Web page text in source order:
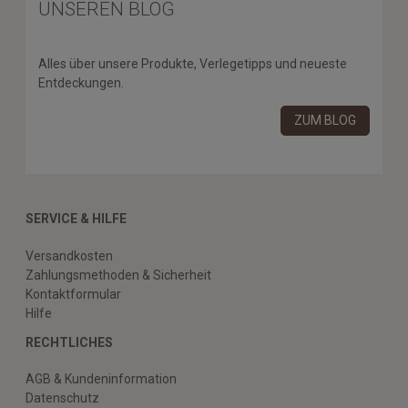
UNSEREN BLOG
Alles über unsere Produkte, Verlegetipps und neueste
Entdeckungen.
ZUM BLOG
SERVICE & HILFE
Versandkosten
Zahlungsmethoden & Sicherheit
Kontaktformular
Hilfe
RECHTLICHES
AGB & Kundeninformation
Datenschutz